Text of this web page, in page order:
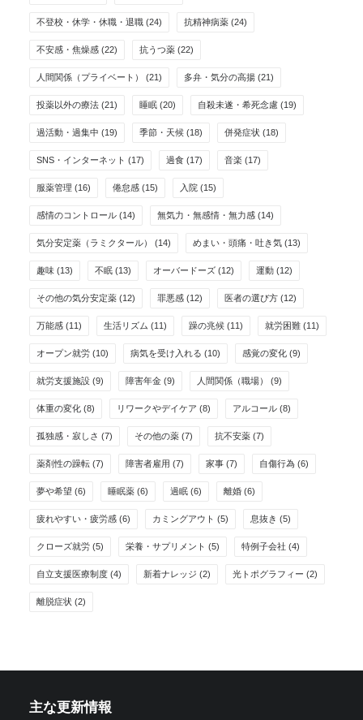
不登校・休学・休職・退職 (24) 抗精神病薬 (24)
不安感・焦燥感 (22) 抗うつ薬 (22)
人間関係（プライベート） (21) 多弁・気分の高揚 (21)
投薬以外の療法 (21) 睡眠 (20) 自殺未遂・希死念慮 (19)
過活動・過集中 (19) 季節・天候 (18) 併発症状 (18)
SNS・インターネット (17) 過食 (17) 音楽 (17)
服薬管理 (16) 倦怠感 (15) 入院 (15)
感情のコントロール (14) 無気力・無感情・無力感 (14)
気分安定薬（ラミクタール） (14) めまい・頭痛・吐き気 (13)
趣味 (13) 不眠 (13) オーバードーズ (12) 運動 (12)
その他の気分安定薬 (12) 罪悪感 (12) 医者の選び方 (12)
万能感 (11) 生活リズム (11) 躁の兆候 (11) 就労困難 (11)
オープン就労 (10) 病気を受け入れる (10) 感覚の変化 (9)
就労支援施設 (9) 障害年金 (9) 人間関係（職場） (9)
体重の変化 (8) リワークやデイケア (8) アルコール (8)
孤独感・寂しさ (7) その他の薬 (7) 抗不安薬 (7)
薬剤性の躁転 (7) 障害者雇用 (7) 家事 (7) 自傷行為 (6)
夢や希望 (6) 睡眠薬 (6) 過眠 (6) 離婚 (6)
疲れやすい・疲労感 (6) カミングアウト (5) 息抜き (5)
クローズ就労 (5) 栄養・サプリメント (5) 特例子会社 (4)
自立支援医療制度 (4) 新着ナレッジ (2) 光トポグラフィー (2)
離脱症状 (2)
主な更新情報